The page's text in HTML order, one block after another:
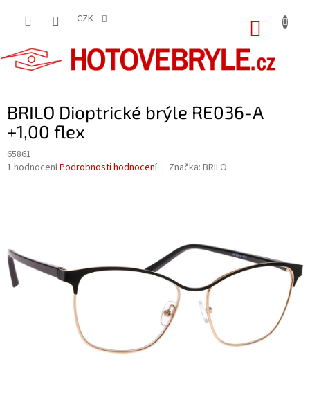
CZK
BRILO Dioptrické brýle RE036-A
+1,00 flex
65861
Průměrné
hvězdiček.
1 hodnoceníPodrobnosti hodnocení Značka: BRILO